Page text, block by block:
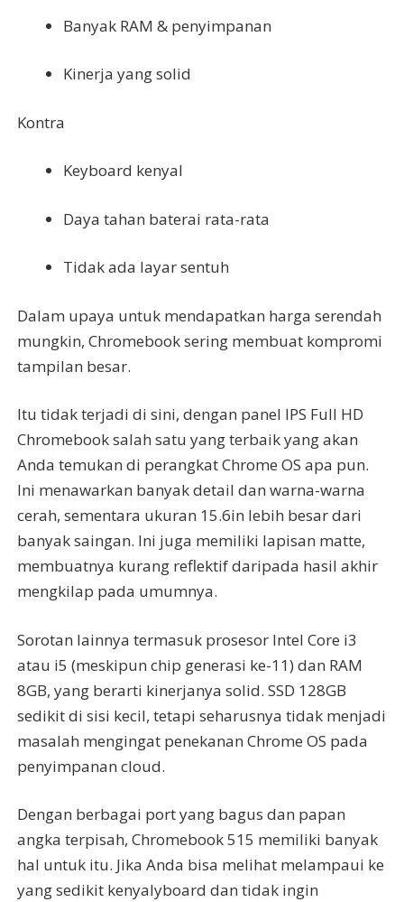
Banyak RAM & penyimpanan
Kinerja yang solid
Kontra
Keyboard kenyal
Daya tahan baterai rata-rata
Tidak ada layar sentuh
Dalam upaya untuk mendapatkan harga serendah
mungkin, Chromebook sering membuat kompromi
tampilan besar.
Itu tidak terjadi di sini, dengan panel IPS Full HD
Chromebook salah satu yang terbaik yang akan
Anda temukan di perangkat Chrome OS apa pun.
Ini menawarkan banyak detail dan warna-warna
cerah, sementara ukuran 15.6in lebih besar dari
banyak saingan. Ini juga memiliki lapisan matte,
membuatnya kurang reflektif daripada hasil akhir
mengkilap pada umumnya.
Sorotan lainnya termasuk prosesor Intel Core i3
atau i5 (meskipun chip generasi ke-11) dan RAM
8GB, yang berarti kinerjanya solid. SSD 128GB
sedikit di sisi kecil, tetapi seharusnya tidak menjadi
masalah mengingat penekanan Chrome OS pada
penyimpanan cloud.
Dengan berbagai port yang bagus dan papan
angka terpisah, Chromebook 515 memiliki banyak
hal untuk itu. Jika Anda bisa melihat melampaui ke
yang sedikit kenyalyboard dan tidak ingin